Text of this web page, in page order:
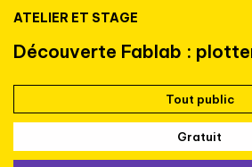
ATELIER ET STAGE
Découverte Fablab :
Tout public
Gratuit